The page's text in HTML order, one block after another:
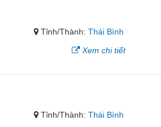
Tỉnh/Thành:Thái Bình
Xem chi tiết
Tỉnh/Thành:Thái Bình